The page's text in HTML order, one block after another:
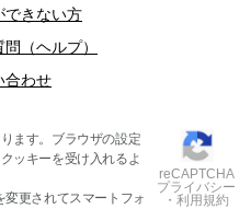
できない方
（ヘルプ）
合わせ
ます。ブラウザの設定
ッキーを受け入れるよ
更されてスマートフォ
reCAPTCHA
プライバシー
・利用規約